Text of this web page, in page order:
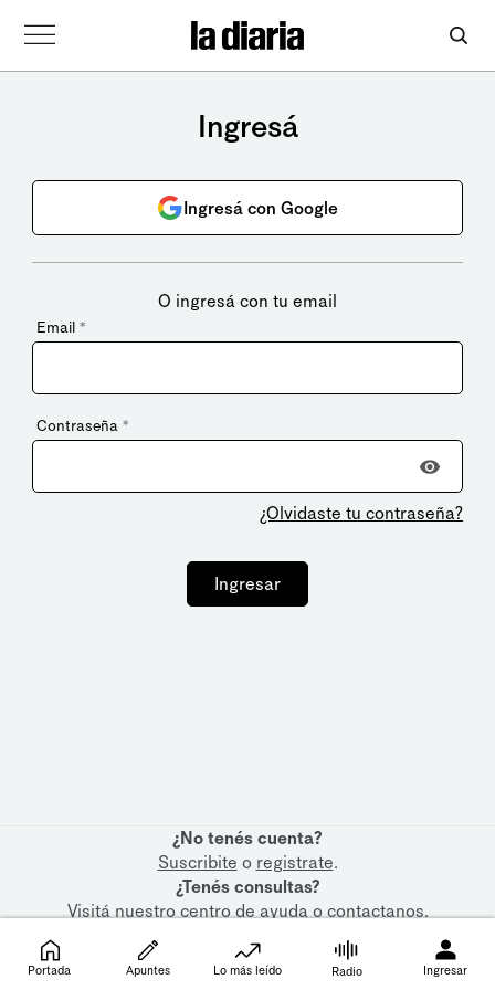
Ingresá
Ingresá con Google
O ingresá con tu email
Email *
Contraseña *
¿Olvidaste tu contraseña?
Ingresar
¿No tenés cuenta?
Suscribite o registrate.
¿Tenés consultas?
Visitá nuestrocentro de ayudaocontactanos.
Portada Apuntes Lo más leído Radio Ingresar